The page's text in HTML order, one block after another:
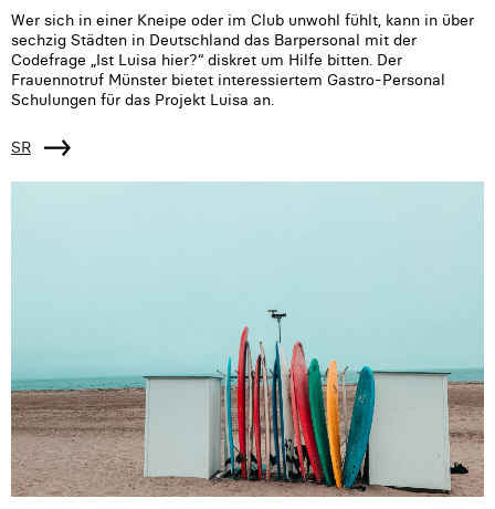
Wer sich in einer Kneipe oder im Club unwohl fühlt, kann in über
sechzig Städten in Deutschland das Barpersonal mit der
Codefrage „Ist Luisa hier?“ diskret um Hilfe bitten. Der
Frauennotruf Münster bietet interessiertem Gastro-Personal
Schulungen für das Projekt Luisa an.
SR